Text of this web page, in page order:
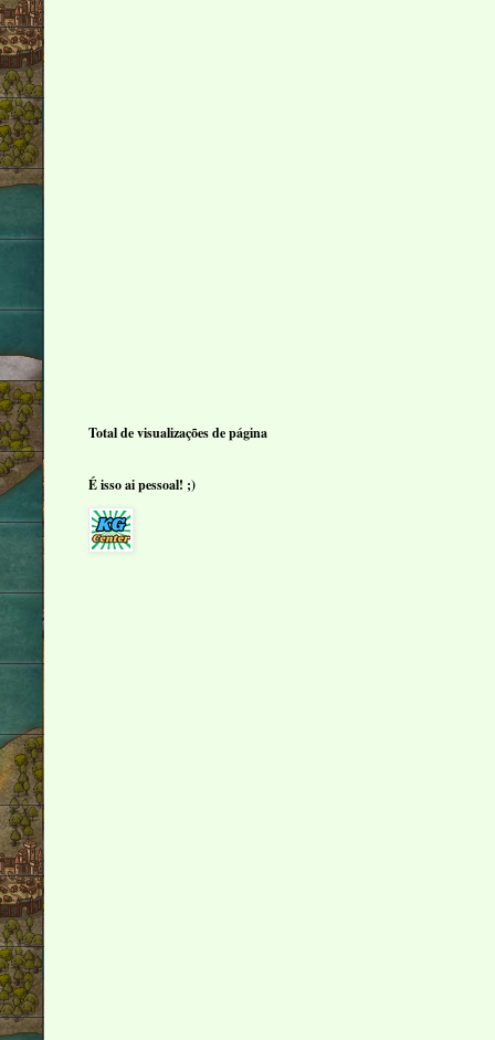
Total de visualizações de página
É isso ai pessoal! ;)